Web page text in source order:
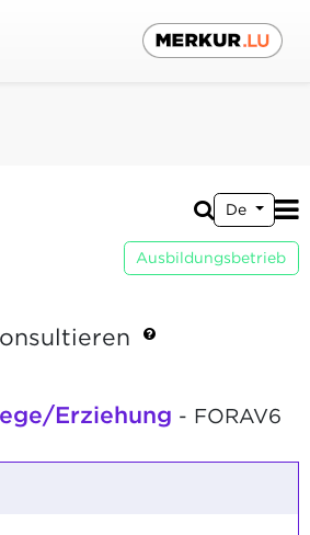
De
Ausbildungsbetrieb
Erziehung - FORAV6